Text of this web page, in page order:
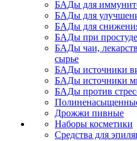
БАДы для
БАДы для
БАДы для
БАДы при простуде
БАДы чаи,
сырье
БАДы источники
БАДы источники
БАДы против
Дрожжи пивные
Наборы косметики
Средства для